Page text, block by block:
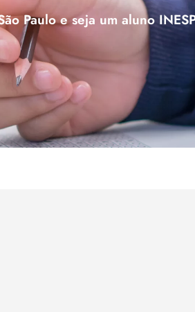
Paulo e seja um aluno